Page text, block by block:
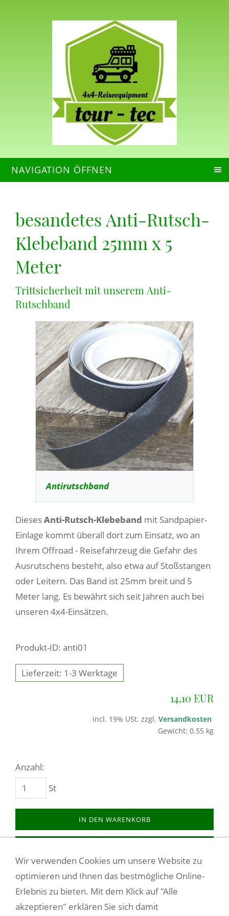
NAVIGATION ÖFFNEN
besandetes Anti-Rutsch-
Klebeband 25mm x 5
Meter
Trittsicherheit mit unserem Anti-
Rutschband
Antirutschband
DiesesAnti-Rutsch-Klebeband mit Sandpapier-
Einlage kommt überall dort zum Einsatz, wo an
Ihrem Offroad - Reisefahrzeug die Gefahr des
Ausrutschens besteht, also etwa auf Stoßstangen
oder Leitern. Das Band ist 25mm breit und 5
Meter lang. Es bewährt sich seit Jahren auch bei
unseren 4x4-Einsätzen.
Produkt-ID: anti01
Lieferzeit: 1-3 Werktage
14,10 EUR
incl. 19% USt. zzgl. Versandkosten
Gewicht: 0.55 kg
Anzahl:
St
IN DEN WARENKORB
Dieses Produkt weiterempfehlen
Wir verwenden Cookies um unsere Website zu
optimieren und Ihnen das bestmögliche Online-
Erlebnis zu bieten. Mit dem Klick auf "Alle
akzeptieren" erklären Sie sich damit